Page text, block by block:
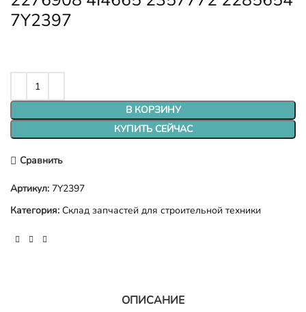
7Y2397
В КОРЗИНУ
КУПИТЬ СЕЙЧАС
Сравнить
Артикул: 7Y2397
Категория: Склад запчастей для строительной техники
ОПИСАНИЕ